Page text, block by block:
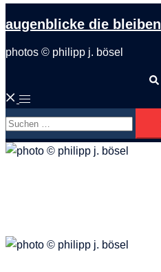
augenblicke die bleiben
photos © philipp j. bösel
Menü
umschalten
Suchen
nach: